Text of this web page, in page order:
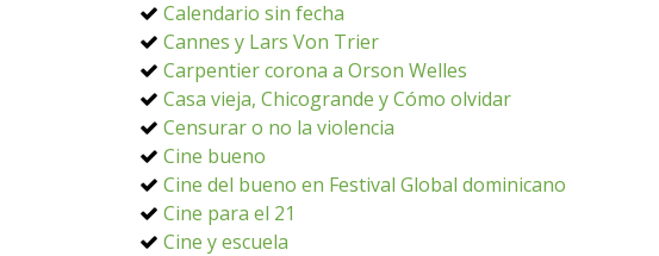
Calendario sin fecha
Cannes y Lars Von Trier
Carpentier corona a Orson Welles
Casa vieja, Chicogrande y Cómo olvidar
Censurar o no la violencia
Cine bueno
Cine del bueno en Festival Global dominicano
Cine para el 21
Cine y escuela